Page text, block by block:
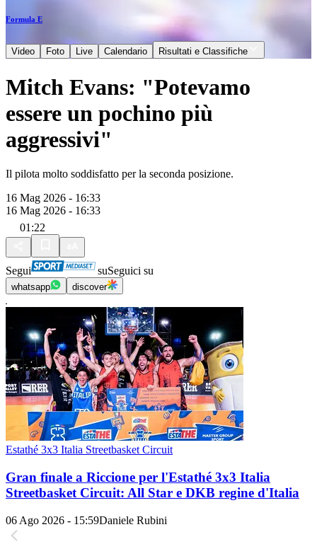
Formula E
Video Foto Live Calendario Risultati e Classifiche
Mitch Evans: "Potevamo
essere un pochino più
aggressivi"
Il pilota molto soddisfatto per la seconda posizione.
16 Mag 2026 - 16:33
16 Mag 2026 - 16:33
01:22
Segui suSeguici su
whatsapp discover
Estathé 3x3 Italia Streetbasket Circuit
Gran finale a Riccione per l'Estathé 3x3 Italia
Streetbasket Circuit: All Star e DKB regine d'Italia
06 Ago 2026 - 15:59Daniele Rubini